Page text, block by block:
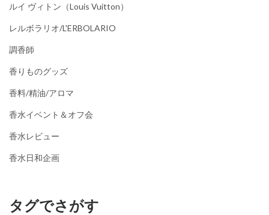
ルイ ヴィトン（Louis Vuitton）
レルボラリオ/L'ERBOLARIO
調香師
香りものグッズ
香料/精油/アロマ
香水イベント＆オフ会
香水レビュー
香水日和企画
タグでさがす